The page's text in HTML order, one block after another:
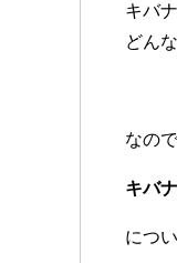
キバ
どん
なの
キバ
につ